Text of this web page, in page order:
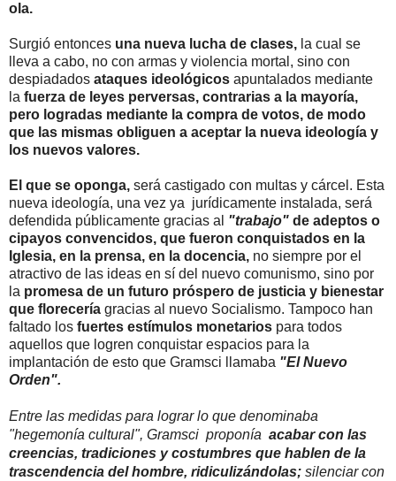
ola.
Surgió entonces una nueva lucha de clases, la cual se
lleva a cabo, no con armas y violencia mortal, sino con
despiadados ataques ideológicos apuntalados mediante
la fuerza de leyes perversas, contrarias a la mayoría,
pero logradas mediante la compra de votos, de modo
que las mismas obliguen a aceptar la nueva ideología y
los nuevos valores.
El que se oponga, será castigado con multas y cárcel. Esta
nueva ideología, una vez ya jurídicamente instalada, será
defendida públicamente gracias al "trabajo" de adeptos o
cipayos convencidos, que fueron conquistados en la
Iglesia, en la prensa, en la docencia, no siempre por el
atractivo de las ideas en sí del nuevo comunismo, sino por
la promesa de un futuro próspero de justicia y bienestar
que florecería gracias al nuevo Socialismo. Tampoco han
faltado los fuertes estímulos monetarios para todos
aquellos que logren conquistar espacios para la
implantación de esto que Gramsci llamaba "El Nuevo
Orden".
Entre las medidas para lograr lo que denominaba
"hegemonía cultural", Gramsci proponía acabar con las
creencias, tradiciones y costumbres que hablen de la
trascendencia del hombre, ridiculizándolas; silenciar con